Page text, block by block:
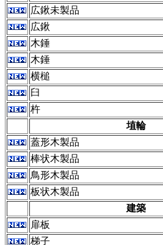
広鍬未製品
広鍬
木錘
木錘
横槌
臼
杵
埴輪
蓋形木製品
棒状木製品
鳥形木製品
板状木製品
建築
扉板
梯子